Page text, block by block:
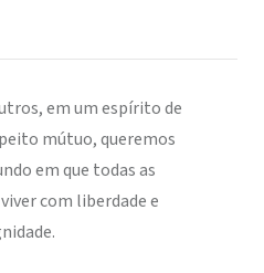
em um espírito de
mútuo, queremos
em que todas as
com liberdade e